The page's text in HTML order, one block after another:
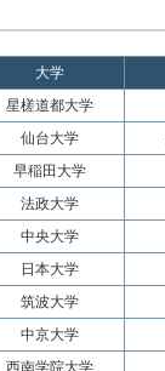
大学
星槎道都大学
仙台大学
早稲田大学
法政大学
中央大学
日本大学
筑波大学
中京大学
西南学院大学